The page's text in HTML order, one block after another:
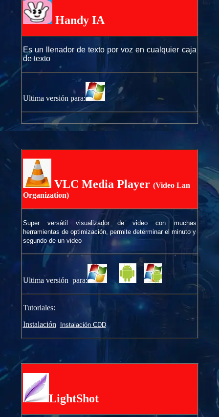
Handy IA
Es un
llenador de texto por voz en cualquier caja
de texto
Ultima versión para:
VLC Media Player (Video Lan
Organization)
Super versátil visualizador de video con muchas
herramientas de optimización, permite determinar el minuto y
segundo de un video
Ultima versión para:
Tutoriales:
Instalación
Instalación CDD
LightShot